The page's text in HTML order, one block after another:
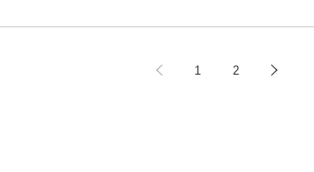
の作品も100年後の世界にも美しく伝わることでしょう
木原千春 黒原明子 杉野ギーノス 田中千智 手塚葉
佳 三橋雅子 山口洋佑 ​​ ​ ※この展示は巡回展となります。
1 2